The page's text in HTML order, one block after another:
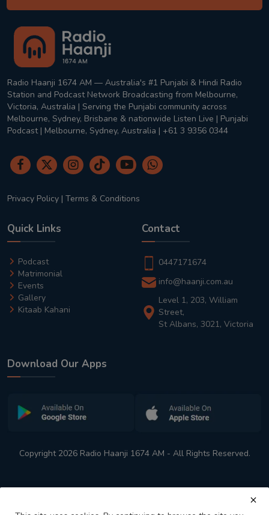
Radio Haanji 1674 AM — Australia's #1 Punjabi & Hindi Radio
Station and Podcast Network Broadcasting from Melbourne,
Victoria, Australia | Serving the Punjabi community across
Melbourne, Sydney, Brisbane & nationwide Listen Live | Punjabi
Podcast | Melbourne, Sydney, Australia | +61 3 9356 0344
Privacy Policy | Terms & Conditions
Quick Links
Podcast
Matrimonial
Events
Gallery
Kitaab Kahani
Contact
0447171674
info@haanji.com.au
Level 1, 203, William
Street,
St Albans, 3021, Victoria
Download Our Apps
Copyright 2026 Radio Haanji 1674 AM - All Rights Reserved.